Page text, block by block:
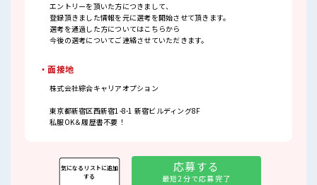
エントリーを頂いた方につきまして、
登録頂きました情報を元に選考を開始させて頂きます。
選考を通過した方についてはこちらから
今後の選考についてご連絡させていただきます。
・面接地
株式会社綜合キャリアオプション
東京都新宿区西新宿1-8-1 新宿ビルディング8F
私服OK＆履歴書不要！
応募する
最短2分で応募完了
気になるリストに追加
する